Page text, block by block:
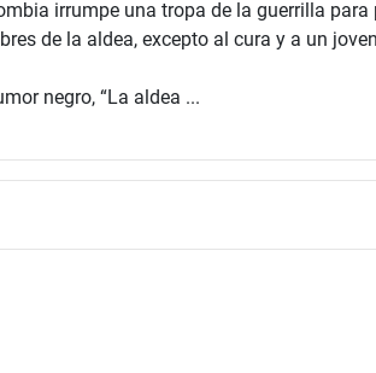
irrumpe una tropa de la guerrilla
de la aldea, excepto al cura y a un
negro, “La aldea ...